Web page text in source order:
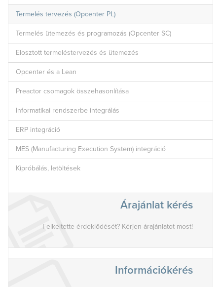
Termelés tervezés (Opcenter PL)
Termelés ütemezés és programozás (Opcenter SC)
Elosztott termeléstervezés és ütemezés
Opcenter és a Lean
Preactor csomagok összehasonlítása
Informatikai rendszerbe integrálás
ERP integráció
MES (Manufacturing Execution System) integráció
Kipróbálás, letöltések
Árajánlat kérés
Felkeltette érdeklődését? Kérjen árajánlatot most!
Információkérés